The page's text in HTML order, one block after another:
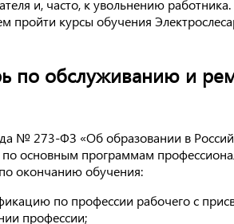
и, часто, к увольнению
пройти курсы обучения
по обслуживанию и
№ 273-ФЗ «Об образовании в
основным программам
окончанию обучения:
по профессии рабочего с
профессии;